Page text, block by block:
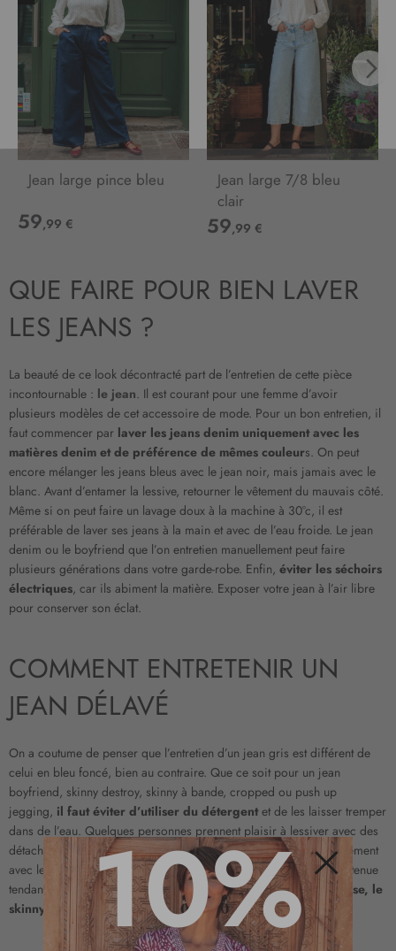
Jean large pince bleu
59,99 €
Jean large 7/8 bleu
clair
59,99 €
QUE FAIRE POUR BIEN LAVER
LES JEANS ?
La beauté de ce look décontracté part de l’entretien de cette pièce
incontournable : le jean. Il est courant pour une femme d’avoir
plusieurs modèles de cet accessoire de mode. Pour un bon entretien, il
faut commencer par laver les jeans denim uniquement avec les
matières denim et de préférence de mêmes couleurs. On peut
encore mélanger les jeans bleus avec le jean noir, mais jamais avec le
blanc. Avant d’entamer la lessive, retourner le vêtement du mauvais côté.
Même si on peut faire un lavage doux à la machine à 30°c, il est
préférable de laver ses jeans à la main et avec de l’eau froide. Le jean
denim ou le boyfriend que l’on entretien manuellement peut faire
plusieurs générations dans votre garde-robe. Enfin, éviter les séchoirs
électriques, car ils abiment la matière. Exposer votre jean à l’air libre
pour conserver son éclat.
COMMENT ENTRETENIR UN
JEAN DÉLAVÉ
On a coutume de penser que l’entretien d’un jean gris est différent de
celui en bleu foncé, bien au contraire. Que ce soit pour un jean
boyfriend, skinny destroy, skinny à bande, cropped ou push up
jegging, il faut éviter d’utiliser du détergentet de les laisser tremper
dans de l’eau. Quelques personnes prennent plaisir à lessiver avec des
détachants, oubliant qu’ils sont nocifs sur certains tissus. Naturellement
avec le temps, le jean brut acheté au départ se transforme en une tenue
tendance qui reflète un effet de nouveauté.Ainsi avec une chemise, le
skinny délavé donne un style neuf et classique .
Fermer
10%